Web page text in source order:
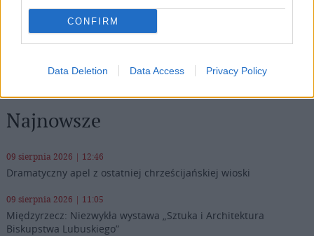
CONFIRM
Data Deletion Data Access Privacy Policy
1 2
3
Następna
Najnowsze
09 sierpnia 2026 | 12:46
Dramatyczny apel z ostatniej chrześcijańskiej wioski
09 sierpnia 2026 | 11:05
Międzyrzecz: Niezwykła wystawa „Sztuka i Architektura
Biskupstwa Lubuskiego”